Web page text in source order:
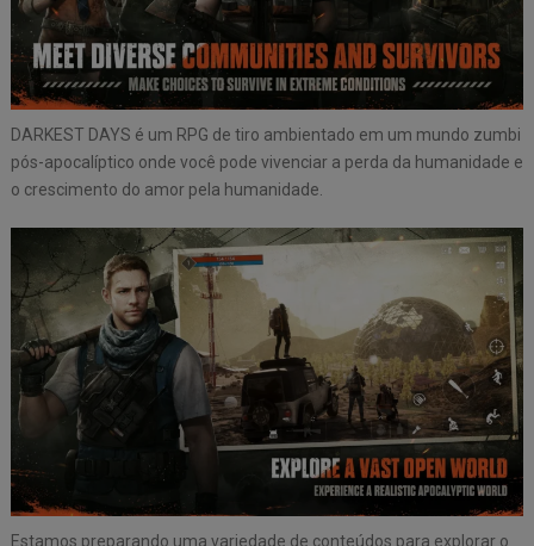
DARKEST DAYS é um RPG de tiro ambientado em um mundo zumbi
pós-apocalíptico onde você pode vivenciar a perda da humanidade e
o crescimento do amor pela humanidade.
Estamos preparando uma variedade de conteúdos para explorar o